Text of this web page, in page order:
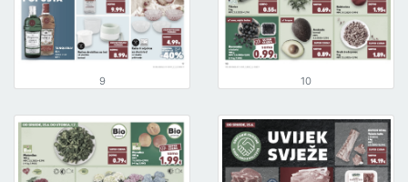
9 10